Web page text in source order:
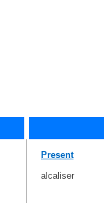
Present
alcaliser